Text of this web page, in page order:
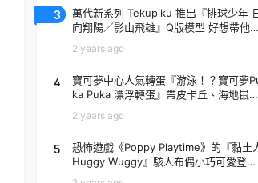
3
萬代新系列 Tekupiku 推出『排球少年
向翔陽／影山飛雄』Q版模型 好想帶他出
2 years ago
4
寶可夢中心人氣轉蛋『游泳！？寶可夢
ka Puka 漂浮轉蛋』帶皮卡丘、海地鼠去
2 years ago
5
恐怖遊戲《Poppy Playtime》的『黏土
Huggy Wuggy』駭人布偶小巧可愛登